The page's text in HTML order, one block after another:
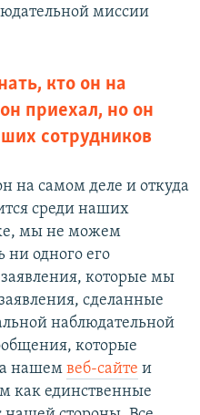
миссии
кто он на
приехал, но он
сотрудников
на самом деле и откуда
среди наших
мы не можем
ни одного его
которые мы
сделанные
наблюдательной
которые
нашем веб-сайте и
как единственные